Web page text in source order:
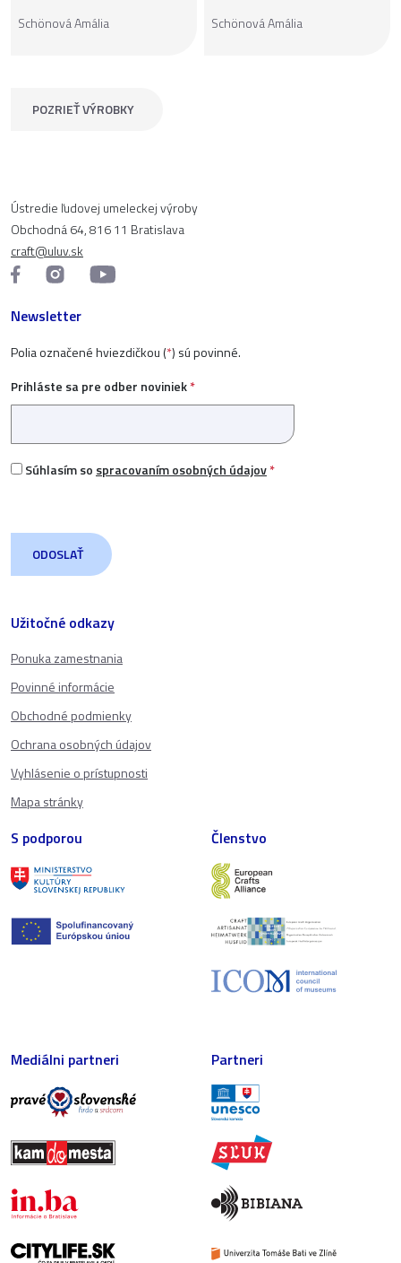
Schönová Amália Schönová Amália
POZRIEŤ VÝROBKY
Užitočné odkazy
Ponuka zamestnania
Povinné informácie
Obchodné podmienky
Ochrana osobných údajov
Vyhlásenie o prístupnosti
Mapa stránky
Ústredie ľudovej umeleckej výroby
Obchodná 64, 816 11 Bratislava
craft@uluv.sk
Newsletter
Polia označené hviezdičkou (*) sú povinné.
Prihláste sa pre odber noviniek*
Súhlasím so spracovaním osobných údajov*
S podporou Členstvo
Mediálni partneri Partneri